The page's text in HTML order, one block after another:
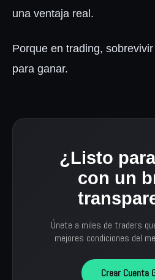
una ventaja real.
Porque en trading,
para ganar.
¿Listo
con un
Únete a miles de traders
mejores condiciones del
Crear Cuenta